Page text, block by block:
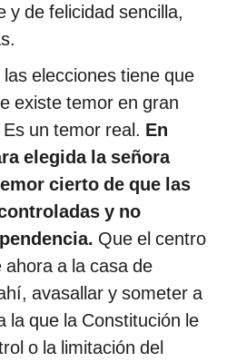
y de felicidad sencilla,
elecciones tiene que
existe temor en gran
un temor real. En
elegida la señora
cierto de que las
y no
Que el centro
a la casa de
avasallar y someter a
la que la Constitución le
o la limitación del